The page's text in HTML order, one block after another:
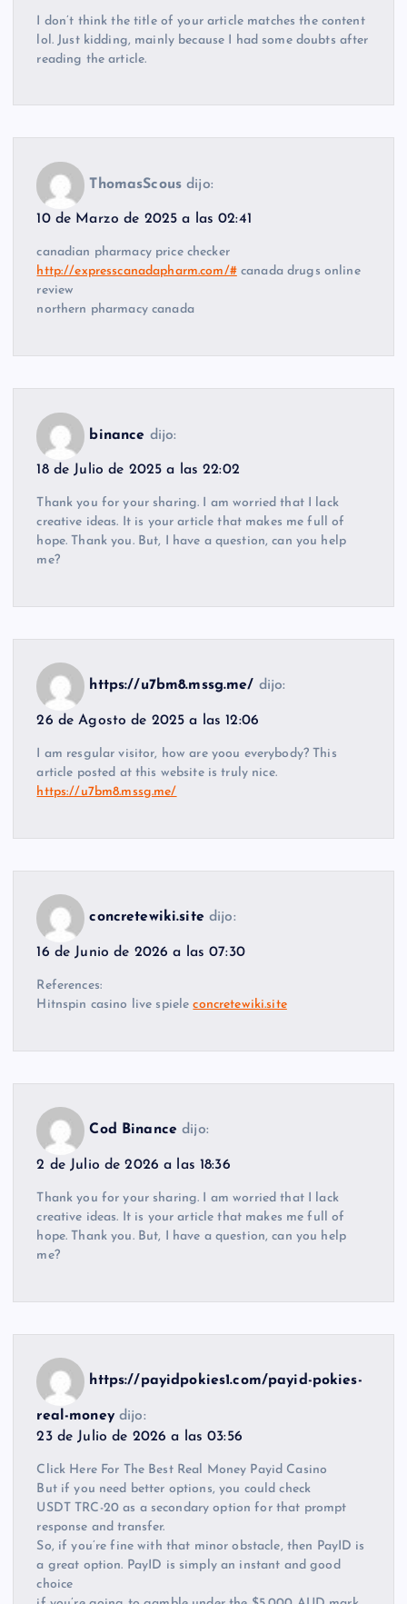
I don’t think the title of your article matches the content
lol. Just kidding, mainly because I had some doubts after
reading the article.
ThomasScous dijo:
10 de Marzo de 2025 a las 02:41
canadian pharmacy price checker
http://expresscanadapharm.com/#canada drugs online
review
northern pharmacy canada
binance dijo:
18 de Julio de 2025 a las 22:02
Thank you for your sharing. I am worried that I lack
creative ideas. It is your article that makes me full of
hope. Thank you. But, I have a question, can you help
me?
https://u7bm8.mssg.me/ dijo:
26 de Agosto de 2025 a las 12:06
I am resgular visitor, how are yoou everybody? This
article posted at this website is truly nice.
https://u7bm8.mssg.me/
concretewiki.site dijo:
16 de Junio de 2026 a las 07:30
References:
Hitnspin casino live spieleconcretewiki.site
Cod Binance dijo:
2 de Julio de 2026 a las 18:36
Thank you for your sharing. I am worried that I lack
creative ideas. It is your article that makes me full of
hope. Thank you. But, I have a question, can you help
me?
https://payidpokies1.com/payid-pokies-
real-money dijo:
23 de Julio de 2026 a las 03:56
Click Here For The Best Real Money Payid Casino
But if you need better options, you could check
USDT TRC-20 as a secondary option for that prompt
response and transfer.
So, if you’re fine with that minor obstacle, then PayID is
a great option. PayID is simply an instant and good
choice